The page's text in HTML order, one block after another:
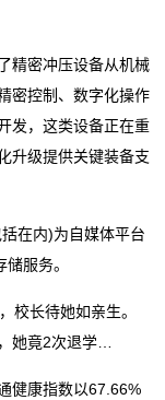
密冲压设备从机械
密控制、数字化操作
发，这类设备正在重
升级提供关键装备支
在内)为自媒体平台
服务。
长待她如亲生。
她竟2次退学…
康指数以67.66%